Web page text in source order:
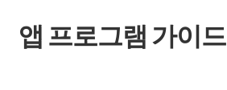
탐
색
컨
텐
앱 프로그램 가이드